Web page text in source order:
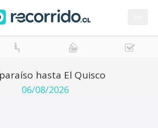
hasta El Quisco
06/08/2026